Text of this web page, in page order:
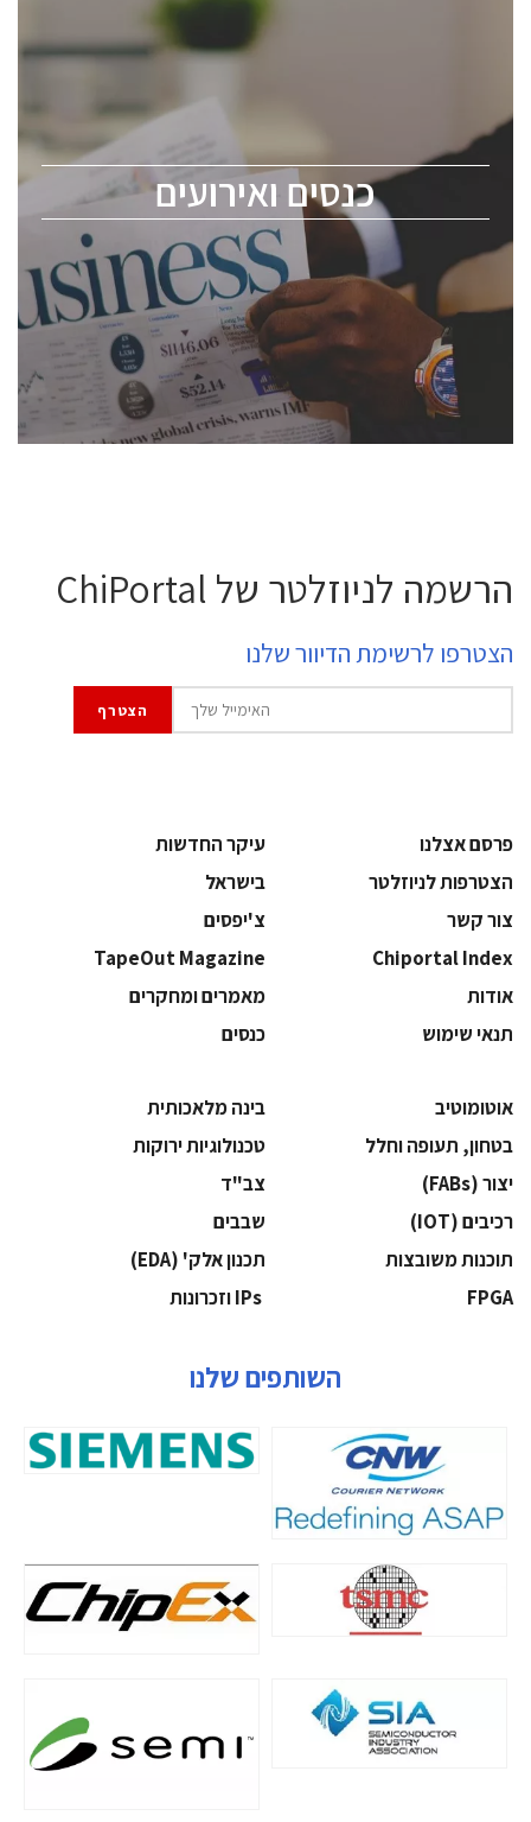
כנסים ואירועים
כנסים ואירועים
לכל העוסקים בתעשיית הסמיקונדקטור כולל מהנדסים,
ChipEx2026 will be held on May 12-13, 2026. The
conference is intended for everyone involved in the
semiconductor industry, including engineers,
professional experts, and senior executives.
לחץ לפרטים
הרשמה לניוזלטר של ChiPortal
הצטרפו לרשימת הדיוור שלנו
פרסם אצלנו
עיקר החדשות
הצטרפות לניוזלטר
בישראל
צור קשר
צ'יפסים
Chiportal Index
TapeOut Magazine
אודות
מאמרים ומחקרים
תנאי שימוש
כנסים
אוטומוטיב
בינה מלאכותית
בטחון, תעופה וחלל
‫טכנולוגיות ירוקות‬
‫יצור (‪(FABs‬‬
‫צב"ד‬
‫רכיבים‬ (IOT)
‫שבבים‬
‫תוכנות משובצות‬
‫תכנון אלק' (‪(EDA‬‬
‫‪FPGA‬‬
השותפים שלנו